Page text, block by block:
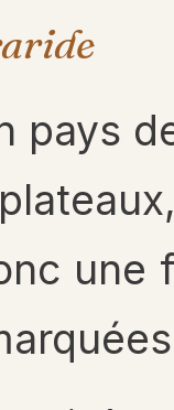
pays
une